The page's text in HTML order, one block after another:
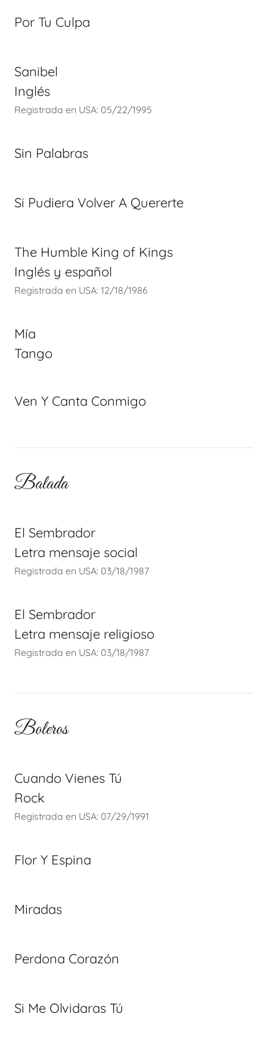
Por Tu Culpa
Sanibel
Inglés
Registrada en USA: 05/22/1995
Sin Palabras
Si Pudiera Volver A Quererte
The Humble King of Kings
Inglés y español
Registrada en USA: 12/18/1986
Mía
Tango
Ven Y Canta Conmigo
Balada
El Sembrador
Letra mensaje social
Registrada en USA: 03/18/1987
El Sembrador
Letra mensaje religioso
Registrada en USA: 03/18/1987
Boleros
Cuando Vienes Tú
Rock
Registrada en USA: 07/29/1991
Flor Y Espina
Miradas
Perdona Corazón
Si Me Olvidaras Tú